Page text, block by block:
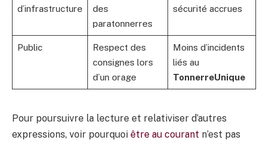
d’infrastructure
des
paratonnerres
sécurité accrues
Public
Respect des
consignes lors
d’un orage
Moins d’incidents
liés au
TonnerreUnique
Pour poursuivre la lecture et relativiser d’autres
expressions, voir pourquoi être au courant n’est pas